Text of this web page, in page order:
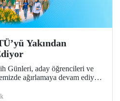
Yakından
Günleri, aday öğrencileri ve
ağırlamaya devam ediyor.
bilgi vermeye devam